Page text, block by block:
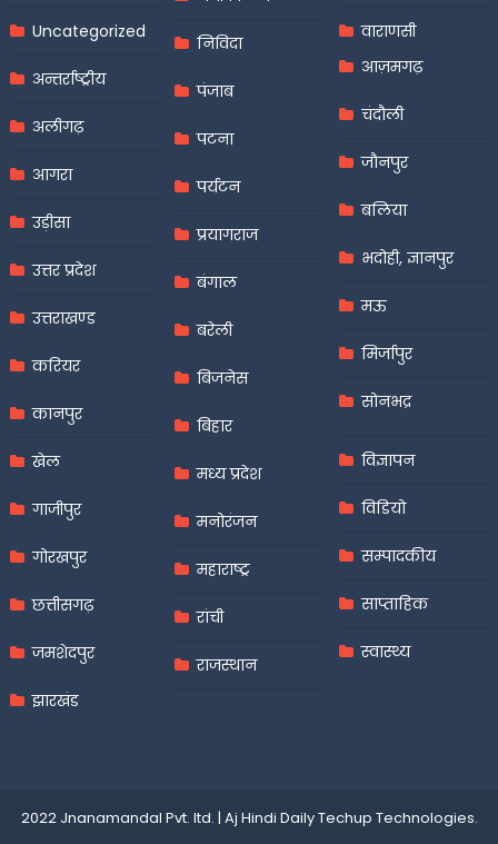
Uncategorized
अन्तर्राष्ट्रीय
अलीगढ़
आगरा
उड़ीसा
उत्तर प्रदेश
उत्तराखण्ड
करियर
कानपुर
खेल
गाजीपुर
गोरखपुर
छत्तीसगढ़
जमशेदपुर
झारखंड
निविदा
पंजाब
पटना
पर्यटन
प्रयागराज
बंगाल
बरेली
बिजनेस
बिहार
मध्य प्रदेश
मनोरंजन
महाराष्ट्र
रांची
राजस्थान
वाराणसी
आज़मगढ़
चंदौली
जौनपुर
बलिया
भदोही, ज्ञानपुर
मऊ
मिर्जापुर
सोनभद्र
विज्ञापन
विडियो
सम्पादकीय
साप्ताहिक
स्वास्थ्य
2022 Jnanamandal Pvt. ltd. | Aj Hindi DailyTechup Technologies.